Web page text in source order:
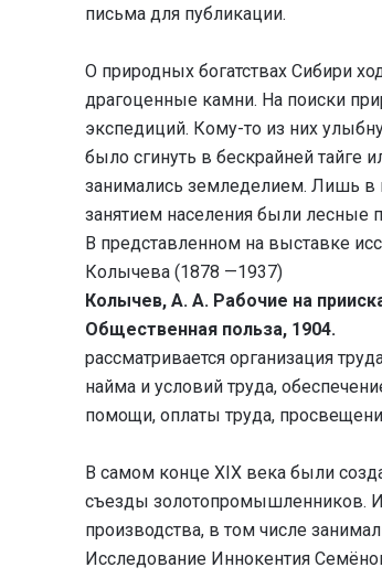
письма для публикации.
О природных богатствах Сибири
драгоценные камни. На поиски
экспедиций. Кому-то из них
было сгинуть в бескрайней тайге
занимались земледелием. Лишь в
занятием населения были лесные
В представленном на выставке
Колычева (1878 —1937)
Колычев, А. А. Рабочие на
Общественная польза, 1904.
рассматривается организация
найма и условий труда,
помощи, оплаты труда,
В самом конце XIX века были
съезды золотопромышленников.
производства, в том числе
Исследование Иннокентия